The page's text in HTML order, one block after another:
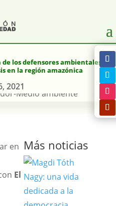
los defensores ambientales
en la región amazónica
2021
en
El
Más noticias